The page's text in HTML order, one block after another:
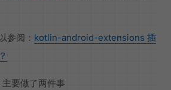
参阅： kotlin-android-extensions 插
要做了两件事